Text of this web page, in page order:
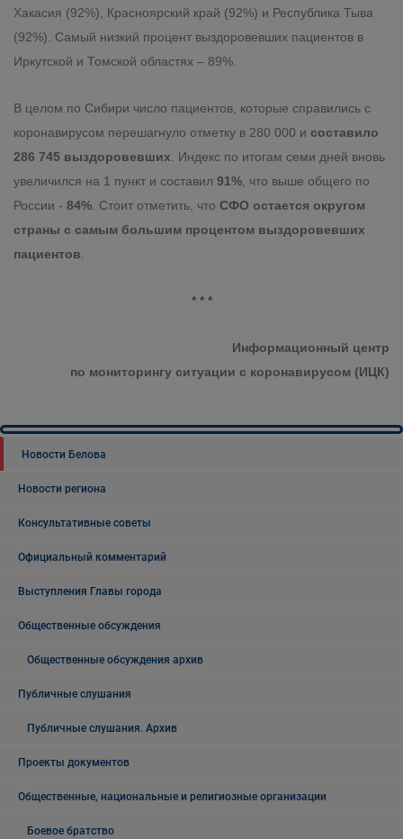
Хакасия (92%), Красноярский край (92%) и Республика Тыва
(92%). Самый низкий процент выздоровевших пациентов в
Иркутской и Томской областях – 89%.
В целом по Сибири число пациентов, которые справились с
коронавирусом перешагнуло отметку в 280 000 и составило
286 745 выздоровевших . Индекс по итогам семи дней вновь
увеличился на 1 пункт и составил 91% , что выше общего по
России - 84% . Стоит отметить, что СФО остается округом
страны с самым большим процентом выздоровевших
пациентов
* * *
Информационный центр
по мониторингу ситуации с коронавирусом (ИЦК)
Новости Белова
Новости региона
Консультативные советы
Официальный комментарий
Выступления Главы города
Общественные обсуждения
Общественные обсуждения архив
Публичные слушания
Публичные слушания. Архив
Проекты документов
Общественные, национальные и религиозные организации
Боевое братство